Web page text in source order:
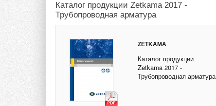
Каталог продукции Zetkama 2017 -
Трубопроводная арматура
ZETKAMA
Каталог продукции
Zetkama 2017 -
Трубопроводная арматура